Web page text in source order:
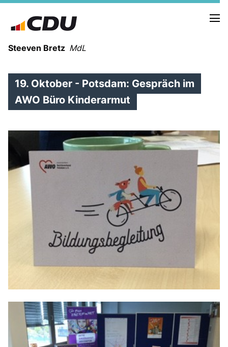
Steeven Bretz MdL
WAHLKREISBESUCHE
PRESSEFOTOS
MEIN BÜRGERBÜRO
MEIN WAHLKREIS
ZIELE
Redebeiträge
Anträge CDU
Kleine Anfragen
CDU Deutschland
CDU Brandenburg
CDU Potsdam
19. Oktober - Potsdam: Gespräch im
AWO Büro Kinderarmut